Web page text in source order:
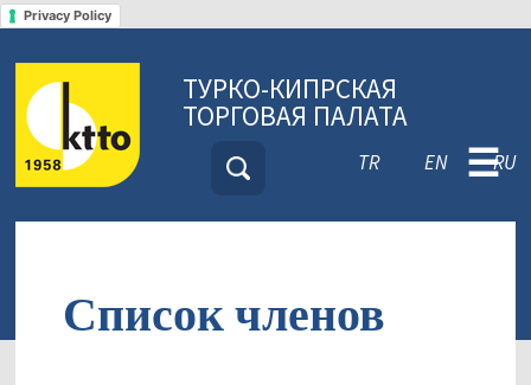
Privacy Policy
ТУРКО-КИПРСКАЯ
ТОРГОВАЯ ПАЛАТА
TR EN RU
☰
Список членов